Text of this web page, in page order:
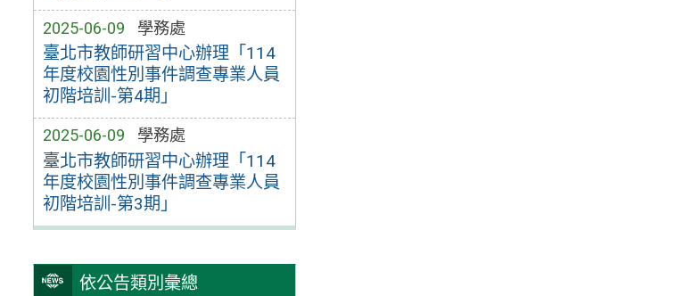
2025-06-09 學務處
臺北市教師研習中心辦理「114
年度校園性別事件調查專業人員
初階培訓-第4期」
2025-06-09 學務處
臺北市教師研習中心辦理「114
年度校園性別事件調查專業人員
初階培訓-第3期」
依公告類別彙總